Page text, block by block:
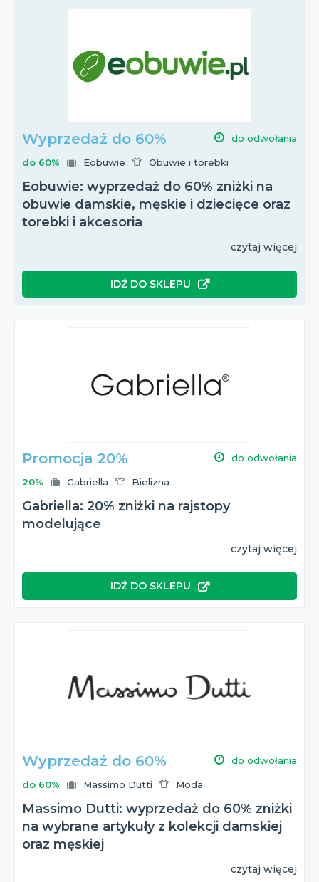
Wyprzedaż do 60% do odwołania
do 60% Eobuwie Obuwie i torebki
Eobuwie: wyprzedaż do 60% zniżki na
obuwie damskie, męskie i dziecięce oraz
torebki i akcesoria
czytaj więcej
IDŹ DO SKLEPU
Promocja 20% do odwołania
20% Gabriella Bielizna
Gabriella: 20% zniżki na rajstopy
modelujące
czytaj więcej
IDŹ DO SKLEPU
Wyprzedaż do 60% do odwołania
do 60% Massimo Dutti Moda
Massimo Dutti: wyprzedaż do 60% zniżki
na wybrane artykuły z kolekcji damskiej
oraz męskiej
czytaj więcej